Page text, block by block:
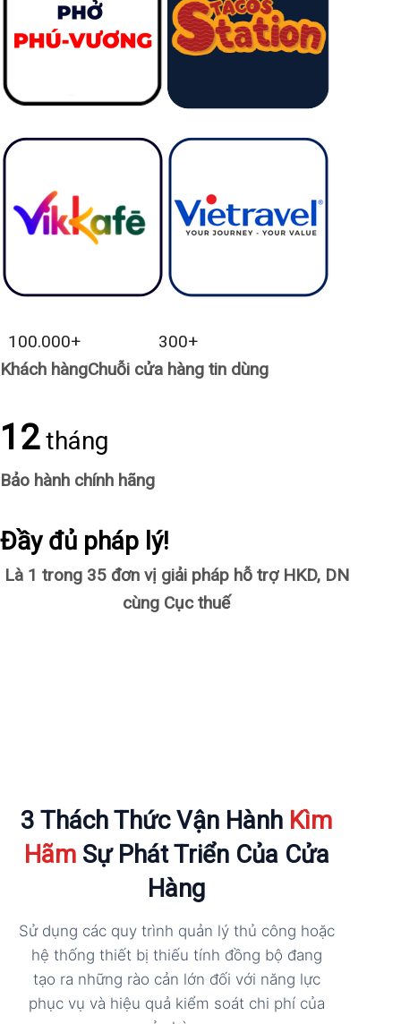
100.000+
Khách hàng
300+
Chuỗi cửa hàng tin dùng
12tháng
Bảo hành chính hãng
Đầy đủ pháp lý!
Là 1 trong 35 đơn vị giải pháp hỗ trợ HKD, DN
cùng Cục thuế
3 Thách Thức Vận Hành Kìm
HãmSự Phát Triển Của Cửa
Hàng
Sử dụng các quy trình quản lý thủ công hoặc
hệ thống thiết bị thiếu tính đồng bộ đang
tạo ra những rào cản lớn đối với năng lực
phục vụ và hiệu quả kiểm soát chi phí của